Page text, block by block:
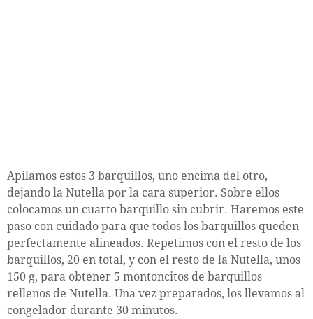
Apilamos estos 3 barquillos, uno encima del otro,
dejando la Nutella por la cara superior. Sobre ellos
colocamos un cuarto barquillo sin cubrir. Haremos este
paso con cuidado para que todos los barquillos queden
perfectamente alineados. Repetimos con el resto de los
barquillos, 20 en total, y con el resto de la Nutella, unos
150 g, para obtener 5 montoncitos de barquillos
rellenos de Nutella. Una vez preparados, los llevamos al
congelador durante 30 minutos.